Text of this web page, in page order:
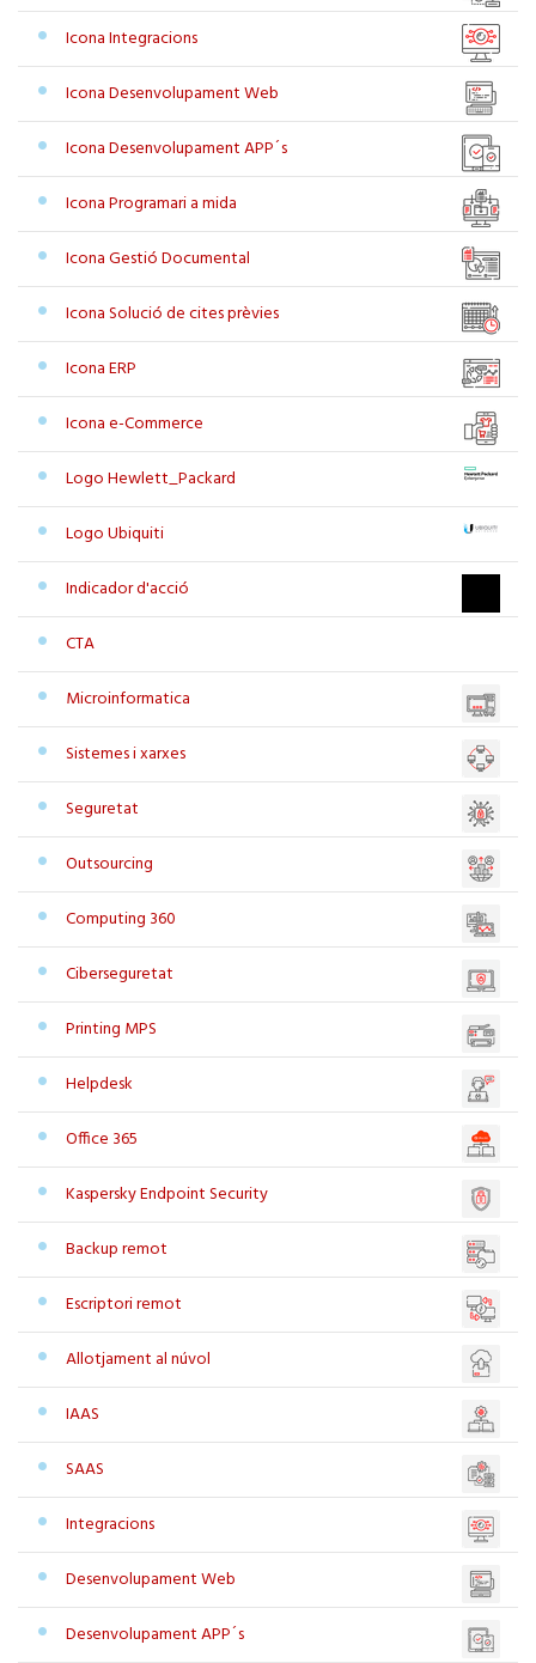
Icona Integracions
Icona Desenvolupament Web
Icona Desenvolupament APP´s
Icona Programari a mida
Icona Gestió Documental
Icona Solució de cites prèvies
Icona ERP
Icona e-Commerce
Logo Hewlett_Packard
Logo Ubiquiti
Indicador d'acció
CTA
Microinformatica
Sistemes i xarxes
Seguretat
Outsourcing
Computing 360
Ciberseguretat
Printing MPS
Helpdesk
Office 365
Kaspersky Endpoint Security
Backup remot
Escriptori remot
Allotjament al núvol
IAAS
SAAS
Integracions
Desenvolupament Web
Desenvolupament APP´s